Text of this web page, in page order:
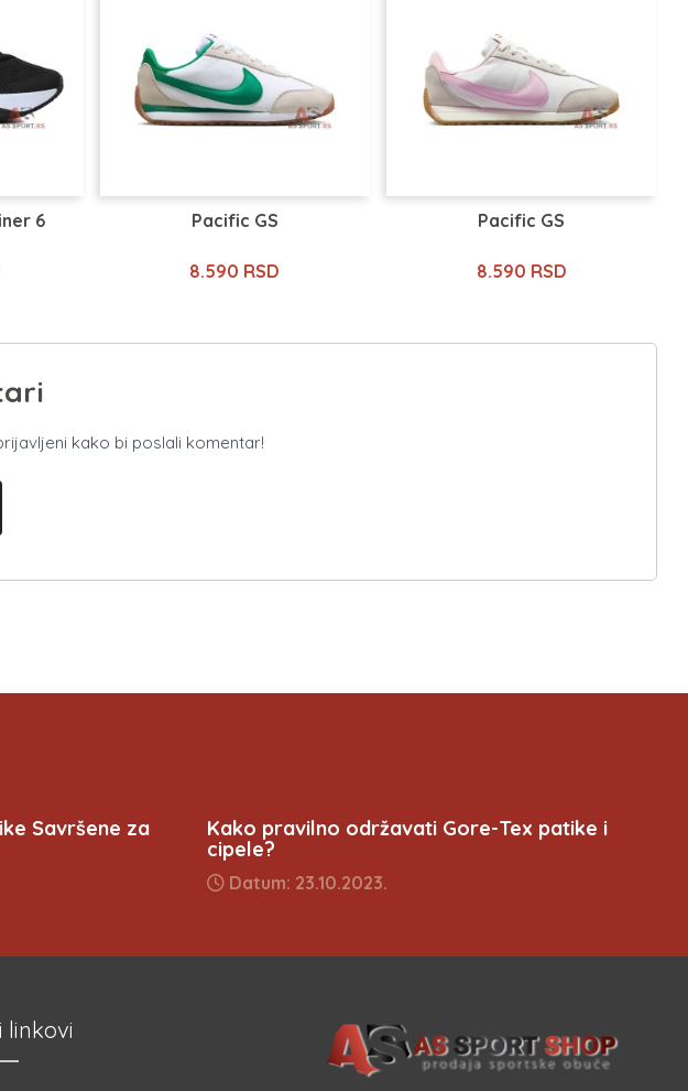
6 Pacific GS
8.590 RSD
Pacific GS
8.590 RSD
kako bi poslali komentar!
Savršene za
Kako pravilno održavati Gore-Tex patike i
cipele?
Datum: 23.10.2023.
linkovi